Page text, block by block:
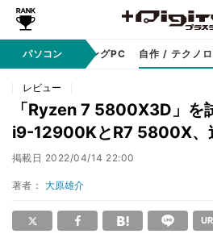
パソコン
PC本体 ゲーミングPC 自作 / テクノ
レビュー
「Ryzen 7 5800X3D」を
i9-12900KとR7 5800X、
掲載日 2022/04/14 22:00
著者： 大原雄介